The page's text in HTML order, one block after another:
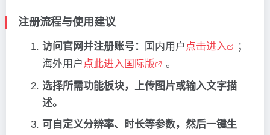
注册流程与使用建议
访问官网并注册账号： 国内用户点击进入
；
海外用户点此进入国际版
。
选择所需功能板块，上传图片或输入文字描
述。
可自定义分辨率、时长等参数，然后一键生